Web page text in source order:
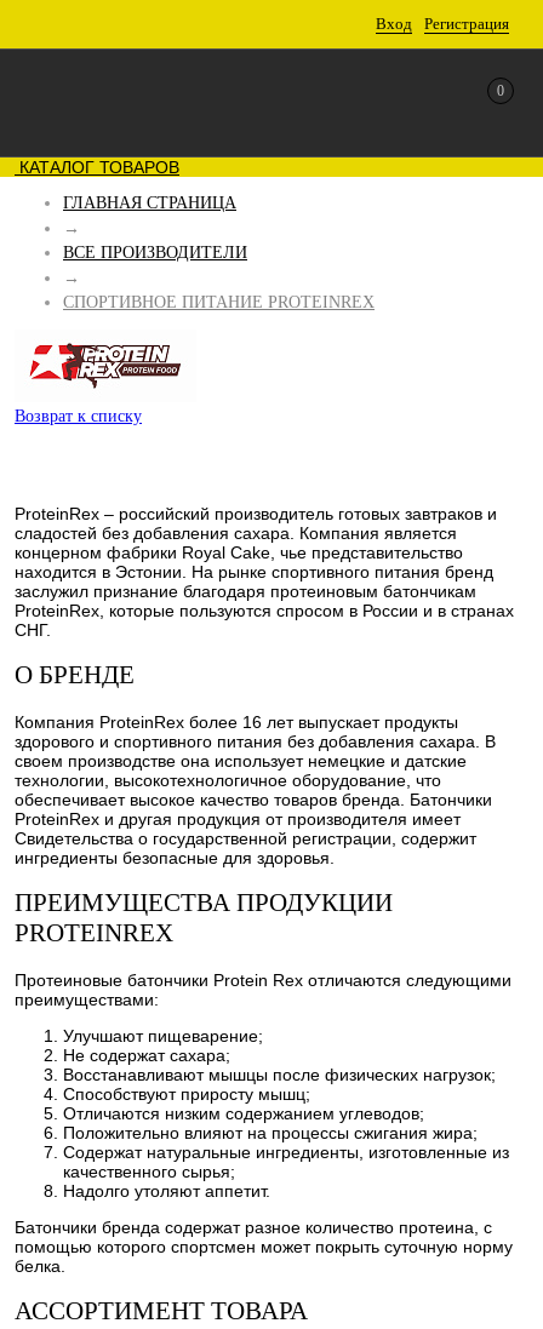
Вход Регистрация
0
КАТАЛОГ ТОВАРОВ
ГЛАВНАЯ СТРАНИЦА
→
ВСЕ ПРОИЗВОДИТЕЛИ
→
СПОРТИВНОЕ ПИТАНИЕ PROTEINREX
Возврат к списку
ProteinRex – российский производитель готовых завтраков и
сладостей без добавления сахара. Компания является
концерном фабрики Royal Cake, чье представительство
находится в Эстонии. На рынке спортивного питания бренд
заслужил признание благодаря протеиновым батончикам
ProteinRex, которые пользуются спросом в России и в странах
СНГ.
О БРЕНДЕ
Компания ProteinRex более 16 лет выпускает продукты
здорового и спортивного питания без добавления сахара. В
своем производстве она использует немецкие и датские
технологии, высокотехнологичное оборудование, что
обеспечивает высокое качество товаров бренда. Батончики
ProteinRex и другая продукция от производителя имеет
Свидетельства о государственной регистрации, содержит
ингредиенты безопасные для здоровья.
ПРЕИМУЩЕСТВА ПРОДУКЦИИ
PROTEINREX
Протеиновые батончики Protein Rex отличаются следующими
преимуществами:
Улучшают пищеварение;
Не содержат сахара;
Восстанавливают мышцы после физических нагрузок;
Способствуют приросту мышц;
Отличаются низким содержанием углеводов;
Положительно влияют на процессы сжигания жира;
Содержат натуральные ингредиенты, изготовленные из
качественного сырья;
Надолго утоляют аппетит.
Батончики бренда содержат разное количество протеина, с
помощью которого спортсмен может покрыть суточную норму
белка.
АССОРТИМЕНТ ТОВАРА